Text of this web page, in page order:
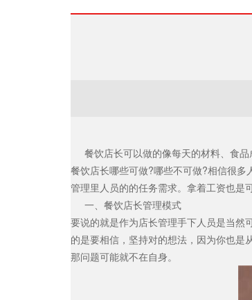
餐饮店长可以做的像每天的材料、食品
餐饮店长哪些可做?哪些不可做?相信很多
管理里人员的的任务需求。拿着工资也是
一、餐饮店长管理模式
要说的就是作为店长管理手下人员是当然
的是要相信，坚持对的想法，因为你也是
那问题可能就不在自身。